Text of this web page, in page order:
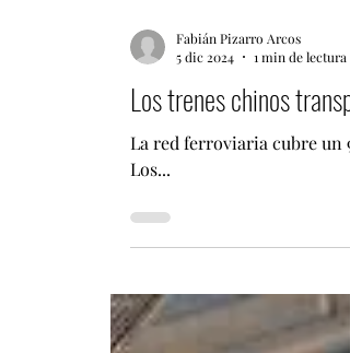
5 dic 2024
1 min de lectura
Los trenes chinos
La red ferroviaria cubre un